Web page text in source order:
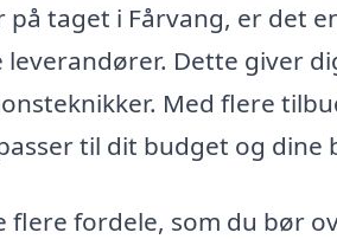
taget i Fårvang, er det
Dette giver
Med flere
til dit budget og dine
flere fordele, som du bør